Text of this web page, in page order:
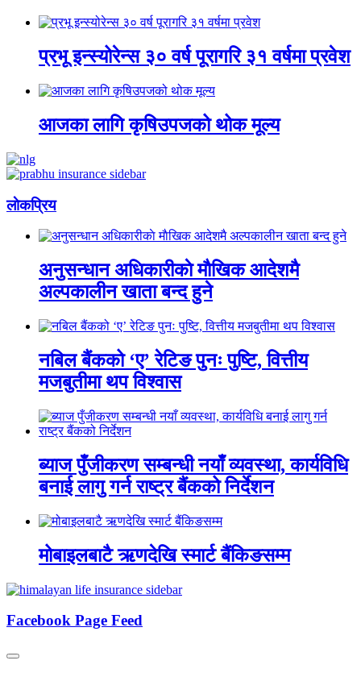
प्रभू इन्स्योरेन्स ३० वर्ष पूरागरि ३१ वर्षमा प्रवेश
आजका लागि कृषिउपजको थोक मूल्य
लाेकप्रिय
अनुसन्धान अधिकारीकाे माैखिक आदेशमै
अल्पकालीन खाता बन्द हुने
नबिल बैंकको ‘ए’ रेटिङ पुनः पुष्टि, वित्तीय
मजबुतीमा थप विश्वास
ब्याज पुँजीकरण सम्बन्धी नयाँ व्यवस्था, कार्यविधि
बनाई लागु गर्न राष्ट्र बैंकको निर्देशन
मोबाइलबाटै ऋणदेखि स्मार्ट बैंकिङसम्म
Facebook Page Feed